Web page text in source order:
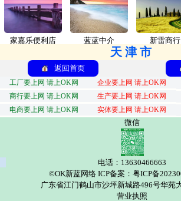
家嘉乐便利店 蓝蓝中介 新雷商行
天津市
返回首页
工厂要上网 请上OK网 企业要上网 请上OK网
商行要上网 请上OK网
生产要上网 请上OK网
电商要上网 请上OK网
实体要上网 请上OK网
微信
电话：13630466663
©OK新蓝网络 ICP备案：粤ICP备
广东省江门鹤山市沙坪新城路496号华苑
营业执照